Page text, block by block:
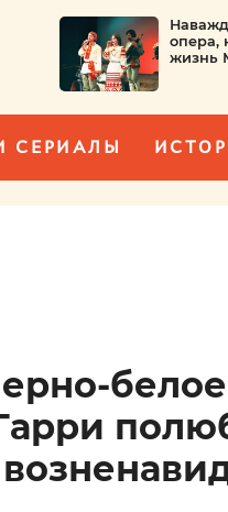
опера,
жизнь
СЕРИАЛЫ